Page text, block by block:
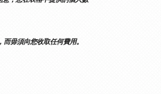
毋須向您收取任何費用。